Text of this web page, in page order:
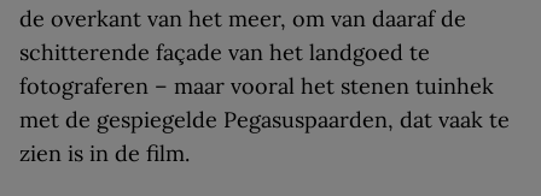
de overkant van het meer, om van daaraf de
schitterende façade van het landgoed te
fotograferen – maar vooral het stenen tuinhek
met de gespiegelde Pegasuspaarden, dat vaak te
zien is in de film.